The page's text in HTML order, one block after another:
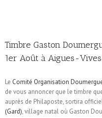
Timbre Gaston
1er Août à Aigues-Vives
Le Comité Organisation
de vous annoncer que le timbre
auprès de Philaposte, sortira
(Gard), village natal où Gaston